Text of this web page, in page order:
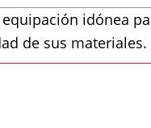
idónea
de sus materiales.